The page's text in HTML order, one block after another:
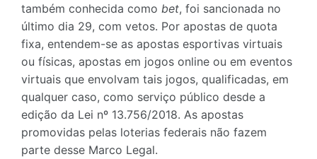
também conhecida como bet, foi sancionada no
último dia 29, com vetos. Por apostas de quota
fixa, entendem-se as apostas esportivas virtuais
ou físicas, apostas em jogos online ou em eventos
virtuais que envolvam tais jogos, qualificadas, em
qualquer caso, como serviço público desde a
edição da Lei nº 13.756/2018. As apostas
promovidas pelas loterias federais não fazem
parte desse Marco Legal.